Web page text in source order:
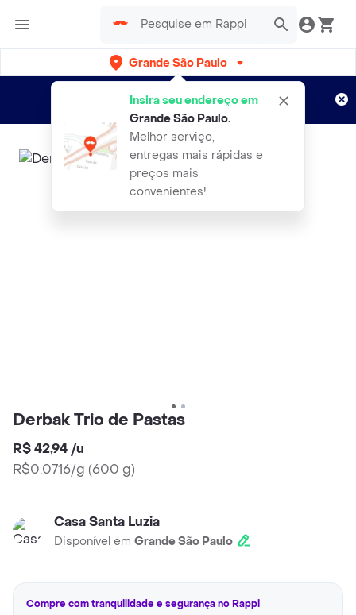
Grande São Paulo
Insira seu endereço em
Grande São Paulo.
Melhor serviço,
entregas mais rápidas e
preços mais
convenientes!
Entregas grátis por 15 dias!
Aplicam T&C
Derbak Trio de Pastas
R$ 42,94 /u
R$0.0716/g (600 g)
Casa Santa Luzia
Disponível em Grande São Paulo
Compre com tranquilidade e segurança no Rappi